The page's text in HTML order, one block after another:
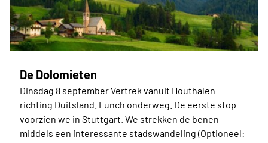
De Dolomieten
Dinsdag 8 september Vertrek vanuit Houthalen
richting Duitsland. Lunch onderweg. De eerste stop
voorzien we in Stuttgart. We strekken de benen
middels een interessante stadswandeling (Optioneel: